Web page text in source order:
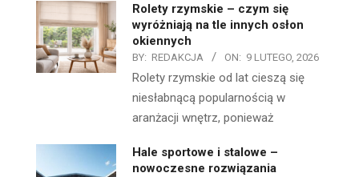
Rolety rzymskie – czym się
wyróżniają na tle innych osłon
okiennych
BY: REDAKCJA ON: 9 LUTEGO, 2026
Rolety rzymskie od lat cieszą się
niesłabnącą popularnością w
aranżacji wnętrz, ponieważ
Hale sportowe i stalowe –
nowoczesne rozwiązania